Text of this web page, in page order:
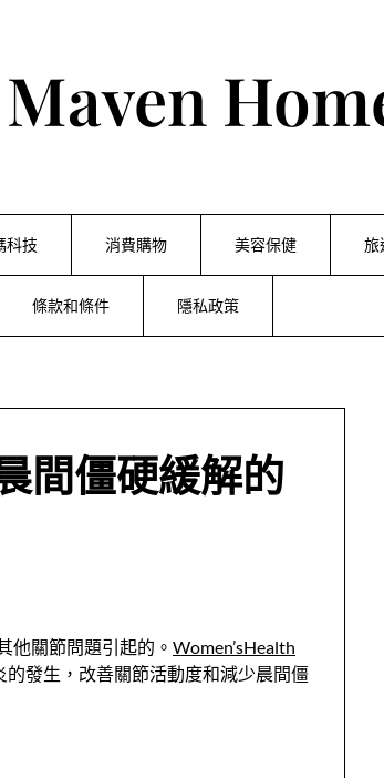
科技 消費購物 美容保健 旅
條款和條件 隱私政策
間僵硬緩解的
他關節問題引起的。 Women’sHealth
發生，改善關節活動度和減少晨間僵